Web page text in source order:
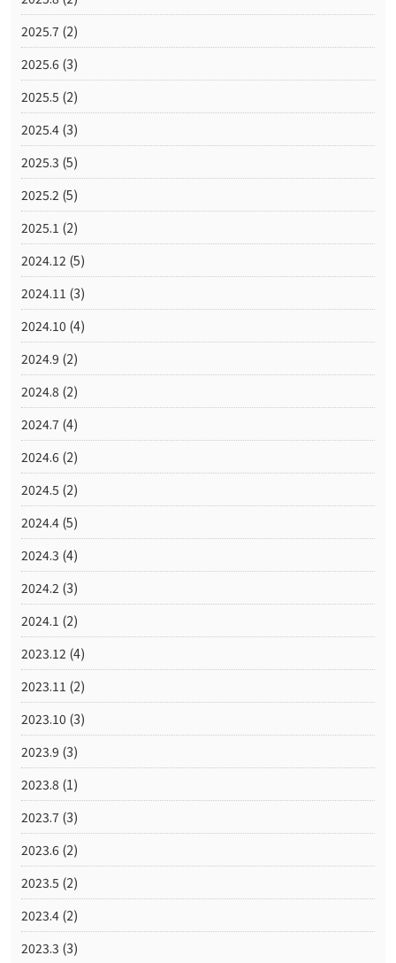
2025.7 (2)
2025.6 (3)
2025.5 (2)
2025.4 (3)
2025.3 (5)
2025.2 (5)
2025.1 (2)
2024.12 (5)
2024.11 (3)
2024.10 (4)
2024.9 (2)
2024.8 (2)
2024.7 (4)
2024.6 (2)
2024.5 (2)
2024.4 (5)
2024.3 (4)
2024.2 (3)
2024.1 (2)
2023.12 (4)
2023.11 (2)
2023.10 (3)
2023.9 (3)
2023.8 (1)
2023.7 (3)
2023.6 (2)
2023.5 (2)
2023.4 (2)
2023.3 (3)